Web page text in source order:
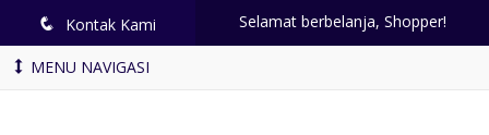
q Kontak Kami Selamat berbelanja, Shopper!
MENU NAVIGASI